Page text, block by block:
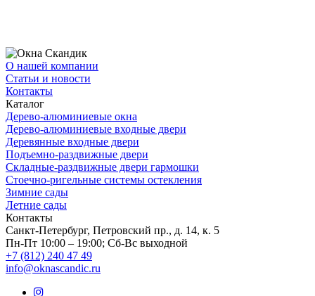
О нашей компании
Статьи и новости
Контакты
Каталог
Дерево-алюминиевые окна
Дерево-алюминиевые входные двери
Деревянные входные двери
Подъемно-раздвижные двери
Складные-раздвижные двери гармошки
Стоечно-ригельные системы остекления
Зимние сады
Летние сады
Контакты
Санкт-Петербург, Петровский пр., д. 14, к. 5
Пн-Пт 10:00 – 19:00; Сб-Вс выходной
+7 (812) 240 47 49
info@oknascandic.ru